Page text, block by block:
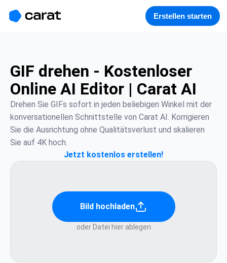
Erstellen starten
GIF drehen - Kostenloser
Online AI Editor | Carat AI
Drehen Sie GIFs sofort in jeden beliebigen Winkel mit der
konversationellen Schnittstelle von Carat AI. Korrigieren
Sie die Ausrichtung ohne Qualitätsverlust und skalieren
Sie auf 4K hoch.
Jetzt kostenlos erstellen!
Bild hochladen
oder Datei hier ablegen